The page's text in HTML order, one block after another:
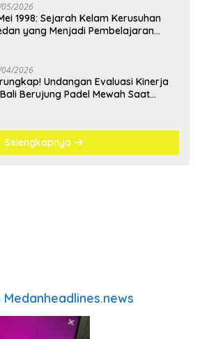
2026
1998: Sejarah Kelam Kerusuhan
yang Menjadi Pembelajaran
04/2026
Undangan Evaluasi Kinerja
Berujung Padel Mewah Saat
Selengkapnya